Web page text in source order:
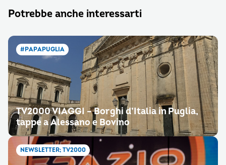
Potrebbe anche interessarti
#PAPAPUGLIA
TV2000 VIAGGI – Borghi d’Italia in Puglia,
tappe a Alessano e Bovino
NEWSLETTER; TV2000